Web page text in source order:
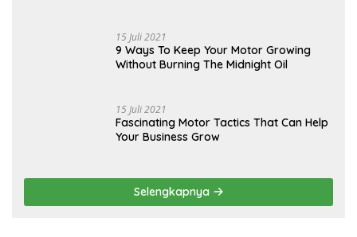
15 Juli 2021
9 Ways To Keep Your Motor Growing
Without Burning The Midnight Oil
15 Juli 2021
Fascinating Motor Tactics That Can Help
Your Business Grow
Selengkapnya